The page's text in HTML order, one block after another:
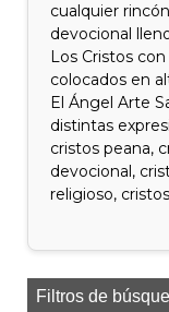
cualquier
devocional
Los Cristos
colocados en
El Ángel Arte
distintas
cristos peana,
devocional,
religioso,
Filtros de